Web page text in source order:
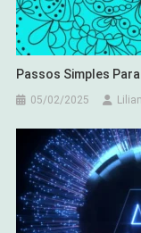
Passos Simples
05/02/2025